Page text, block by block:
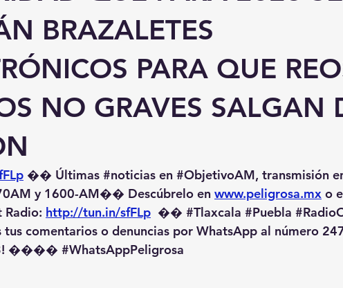
BRAZALETES
PARA QUE
NO GRAVES SALGAN
�� Últimas #noticias en #ObjetivoAM, transmisión
y 1600-AM��️ Descúbrelo en www.peligrosa.mx o
Radio: http://tun.in/sfFLp �� #Tlaxcala #Puebla
tus comentarios o denuncias por WhatsApp al número
��️�� #WhatsAppPeligrosa